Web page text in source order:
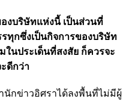
งบริษัทแห่งนี้ เป็นส่วนที่
ทุกซึ่งเป็นกิจการของบริษัท
นประเด็นที่สงสัย ก็ควรจะ
ดีกว่า
นักข่าวอิศราได้ลงพื้นที่ไม่มีผู้